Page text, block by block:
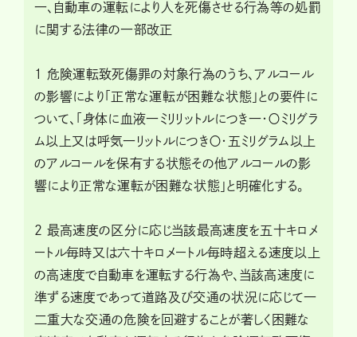
一、自動車の運転により人を死傷させる行為等の処罰
に関する法律の一部改正
１ 危険運転致死傷罪の対象行為のうち、アルコール
の影響により「正常な運転が困難な状態」との要件に
ついて、「身体に血液一ミリリットルにつき一・〇ミリグラ
ム以上又は呼気一リットルにつき〇・五ミリグラム以上
のアルコールを保有する状態その他アルコールの影
響により正常な運転が困難な状態」と明確化する。
２ 最高速度の区分に応じ当該最高速度を五十キロメ
ートル毎時又は六十キロメートル毎時超える速度以上
の高速度で自動車を運転する行為や、当該高速度に
準ずる速度であって道路及び交通の状況に応じて一
二重大な交通の危険を回避することが著しく困難な